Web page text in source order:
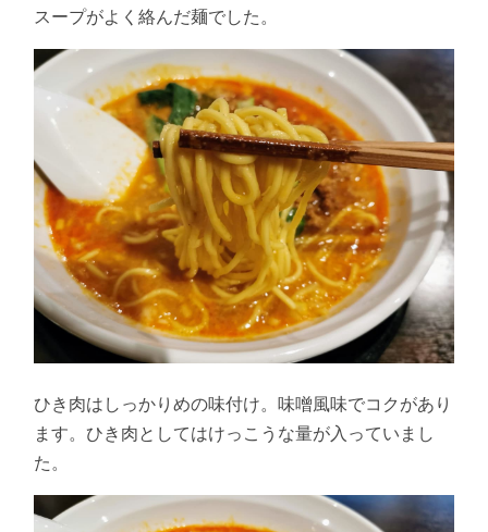
スープがよく絡んだ麺でした。
ひき肉はしっかりめの味付け。味噌風味でコクがあり
ます。ひき肉としてはけっこうな量が入っていまし
た。